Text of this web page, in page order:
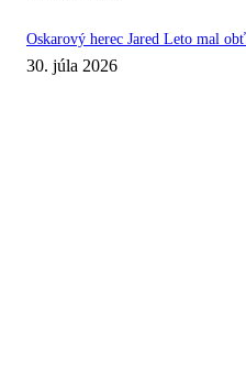
Oskarový herec Jared Leto mal
30. júla 2026